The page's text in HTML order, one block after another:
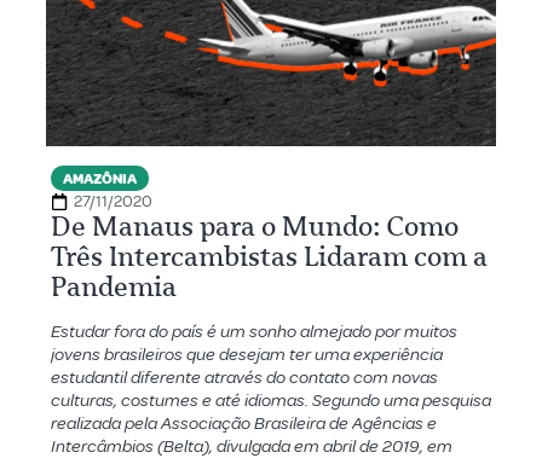
AMAZÔNIA
27/11/2020
De Manaus para o Mundo: Como
Três Intercambistas Lidaram com a
Pandemia
Estudar fora do país é um sonho almejado por muitos
jovens brasileiros que desejam ter uma experiência
estudantil diferente através do contato com novas
culturas, costumes e até idiomas. Segundo uma pesquisa
realizada pela Associação Brasileira de Agências e
Intercâmbios (Belta), divulgada em abril de 2019, em